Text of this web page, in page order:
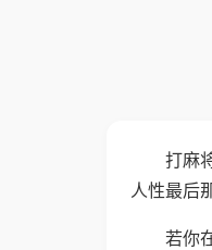
打麻
人性最后
若你